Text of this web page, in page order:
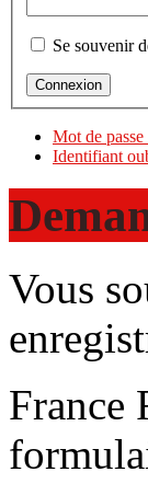
Se souvenir
Mot de
Identifiant
Vous
France